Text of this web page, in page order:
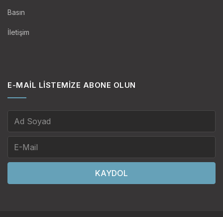
Basın
İletişim
E-MAIL LISTEMIZE ABONE OLUN
KAYDOL